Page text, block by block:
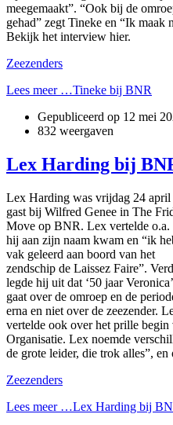
meegemaakt”. “Ook bij de
gehad” zegt Tineke en “Ik maak
Bekijk het interview hier.
Zeezenders
Lees meer …Tineke bij BNR
Gepubliceerd op 12 mei
832 weergaven
Lex Harding bij
Lex Harding was vrijdag 24 april
gast bij Wilfred Genee in The
Move op BNR. Lex vertelde o.a.
hij aan zijn naam kwam en “ik
vak geleerd aan boord van het
zendschip de Laissez Faire”.
legde hij uit dat ‘50 jaar Veronica’
gaat over de omroep en de
erna en niet over de zeezender.
vertelde ook over het prille
Organisatie. Lex noemde
de grote leider, die trok alles”,
Zeezenders
Lees meer …Lex Harding bij